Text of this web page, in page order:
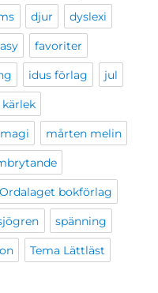
djur dyslexi
favoriter
idus förlag jul
kärlek
magi mårten melin
Ordalaget bokförlag
spänning
Tema Lättläst